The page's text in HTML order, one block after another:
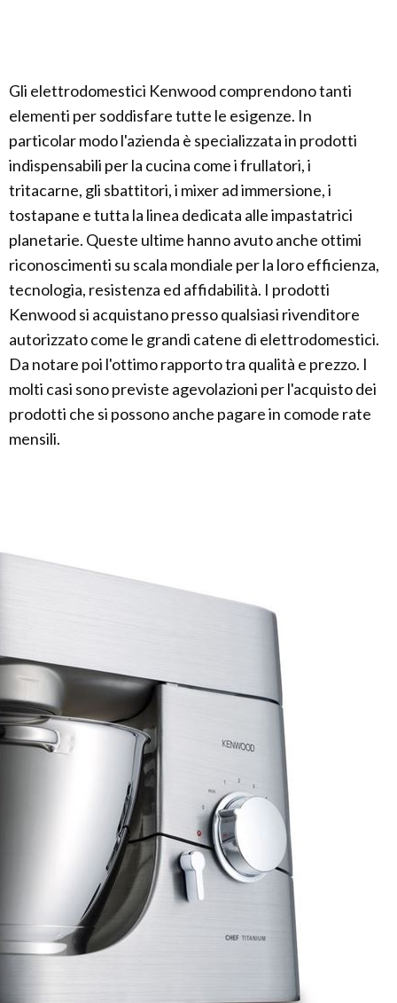
Gli elettrodomestici Kenwood comprendono tanti
elementi per soddisfare tutte le esigenze. In
particolar modo l'azienda è specializzata in prodotti
indispensabili per la cucina come i frullatori, i
tritacarne, gli sbattitori, i mixer ad immersione, i
tostapane e tutta la linea dedicata alle impastatrici
planetarie. Queste ultime hanno avuto anche ottimi
riconoscimenti su scala mondiale per la loro efficienza,
tecnologia, resistenza ed affidabilità. I prodotti
Kenwood si acquistano presso qualsiasi rivenditore
autorizzato come le grandi catene di elettrodomestici.
Da notare poi l'ottimo rapporto tra qualità e prezzo. I
molti casi sono previste agevolazioni per l'acquisto dei
prodotti che si possono anche pagare in comode rate
mensili.